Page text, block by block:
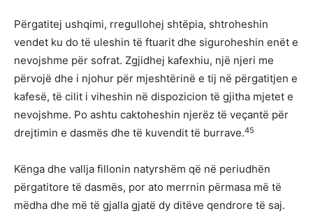
Përgatitej ushqimi, rregullohej shtëpia, shtroheshin
vendet ku do të uleshin të ftuarit dhe siguroheshin enët e
nevojshme për sofrat. Zgjidhej kafexhiu, një njeri me
përvojë dhe i njohur për mjeshtërinë e tij në përgatitjen e
kafesë, të cilit i viheshin në dispozicion të gjitha mjetet e
nevojshme. Po ashtu caktoheshin njerëz të veçantë për
drejtimin e dasmës dhe të kuvendit të burrave.45
Kënga dhe vallja fillonin natyrshëm që në periudhën
përgatitore të dasmës, por ato merrnin përmasa më të
mëdha dhe më të gjalla gjatë dy ditëve qendrore të saj.